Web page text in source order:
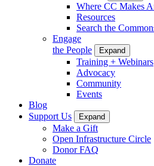
Where CC Makes
Resources
Search the
Engage
the People
Expand
Training + Webinars
Advocacy
Community
Events
Blog
Support Us
Expand
Make a Gift
Open Infrastructure Circle
Donor FAQ
Donate